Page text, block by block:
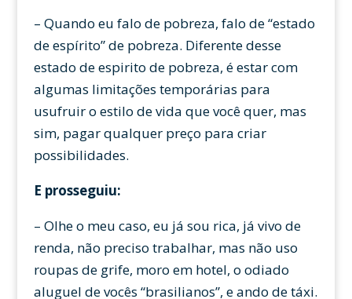
– Quando eu falo de pobreza, falo de “estado
de espírito” de pobreza. Diferente desse
estado de espirito de pobreza, é estar com
algumas limitações temporárias para
usufruir o estilo de vida que você quer, mas
sim, pagar qualquer preço para criar
possibilidades.
E prosseguiu:
– Olhe o meu caso, eu já sou rica, já vivo de
renda, não preciso trabalhar, mas não uso
roupas de grife, moro em hotel, o odiado
aluguel de vocês “brasilianos”, e ando de táxi.